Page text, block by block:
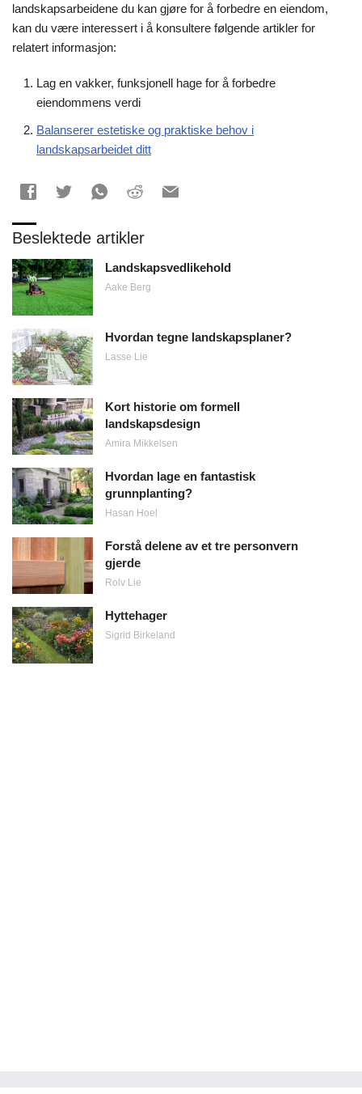
landskapsarbeidene du kan gjøre for å forbedre en eiendom,
kan du være interessert i å konsultere følgende artikler for
relatert informasjon:
Lag en vakker, funksjonell hage for å forbedre
eiendommens verdi
Balanserer estetiske og praktiske behov i
landskapsarbeidet ditt
Beslektede artikler
Landskapsvedlikehold
Aake Berg
Hvordan tegne landskapsplaner?
Lasse Lie
Kort historie om formell
landskapsdesign
Amira Mikkelsen
Hvordan lage en fantastisk
grunnplanting?
Hasan Hoel
Forstå delene av et tre personvern
gjerde
Rolv Lie
Hyttehager
Sigrid Birkeland